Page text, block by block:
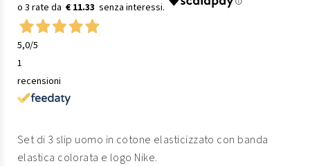
€ 11.33
5,0/5
1
recensioni
Set di 3 slip uomo in cotone elasticizzato con banda
elastica colorata e logo Nike.